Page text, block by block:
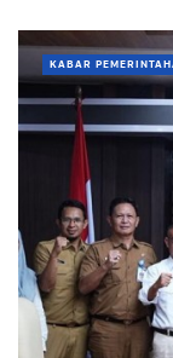
KABAR